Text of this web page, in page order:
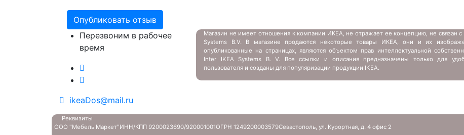
Перезвоним в рабочее
время
ikeaDos@mail.ru
Магазин не имеет отношения к компании ИКЕА, не отражает ее концепцию, не связан с
Systems B.V. В магазине продаются некоторые товары ИКЕА, они и их
опубликованные на страницах, являются объектом прав интеллектуальной
Inter IKEA Systems B. V. Все ссылки и описания предназначены только для
пользователя и созданы для популяризации продукции IKEA.
Реквизиты
ООО "Мебель Маркет"ИНН/КПП 9200023690/920001001ОГРН 1249200003579Севастополь, ул. Курортная, д. 4 офис 2